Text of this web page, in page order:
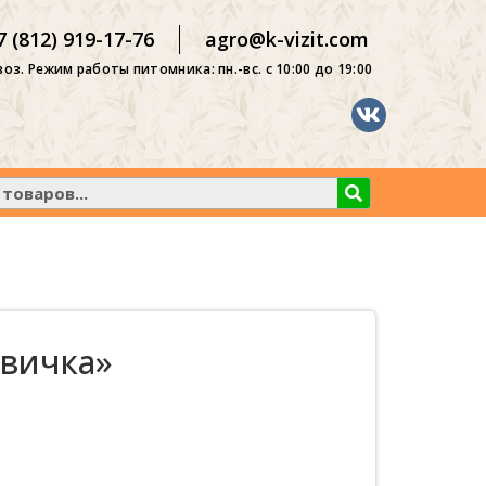
(812) 919-17-76 agro@k-vizit.com
Режим работы питомника: пн.-вс. с 10:00 до 19:00